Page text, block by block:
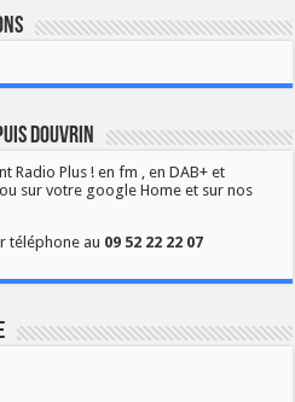
Douvrin
Radio Plus ! en fm , en DAB+ et
sur votre google Home et sur nos
téléphone au 09 52 22 22 07